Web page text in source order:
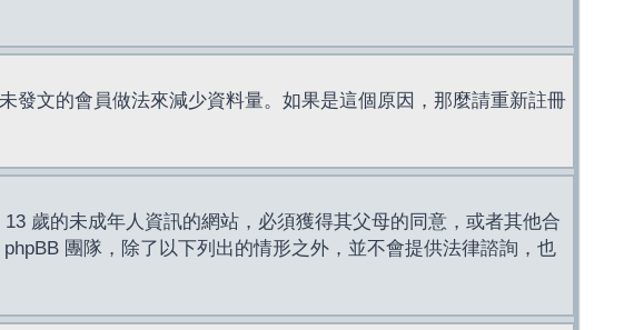
發文的會員做法來減少資料量。如果是這個原因，那麼請重新註冊
歲的未成年人資訊的網站，必須獲得其父母的同意，或者其他合
團隊，除了以下列出的情形之外，並不會提供法律諮詢，也